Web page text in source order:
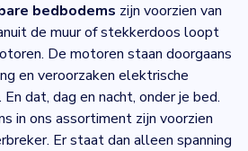
bedbodems zijn voorzien van
de muur of stekkerdoos loopt
De motoren staan doorgaans
en veroorzaken elektrische
dat, dag en nacht, onder je bed.
in ons assortiment zijn voorzien
Er staat dan alleen spanning